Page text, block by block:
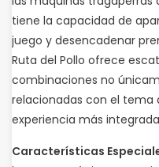
tiene la capacidad de
juego y desencadenar
Ruta del Pollo ofrece
combinaciones no
relacionadas con el tema
experiencia más
Características